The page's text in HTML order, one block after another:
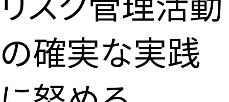
の確実な実践